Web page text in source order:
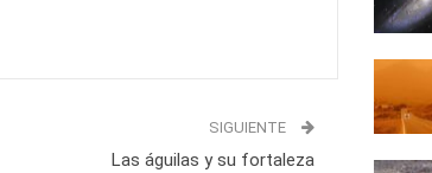
SIGUIENTE
Las águilas y su fortaleza